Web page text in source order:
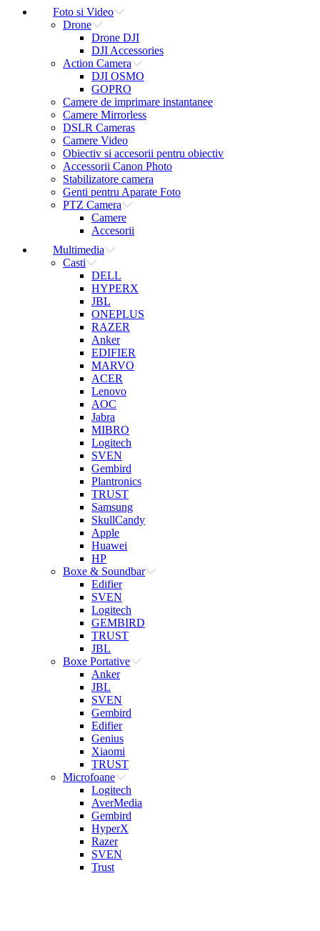
Foto si Video
Drone
Drone DJI
DJI Accessories
Action Camera
DJI OSMO
GOPRO
Camere de imprimare instantanee
Camere Mirrorless
DSLR Cameras
Camere Video
Obiectiv si accesorii pentru obiectiv
Accessorii Canon Photo
Stabilizatore camera
Genti pentru Aparate Foto
PTZ Camera
Camere
Accesorii
Multimedia
Casti
DELL
HYPERX
JBL
ONEPLUS
RAZER
Anker
EDIFIER
MARVO
ACER
Lenovo
AOC
Jabra
MIBRO
Logitech
SVEN
Gembird
Plantronics
TRUST
Samsung
SkullCandy
Apple
Huawei
HP
Boxe & Soundbar
Edifier
SVEN
Logitech
GEMBIRD
TRUST
JBL
Boxe Portative
Anker
JBL
SVEN
Gembird
Edifier
Genius
Xiaomi
TRUST
Microfoane
Logitech
AverMedia
Gembird
HyperX
Razer
SVEN
Trust